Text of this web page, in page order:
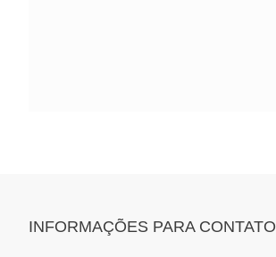
INFORMAÇÕES PARA CONTATO